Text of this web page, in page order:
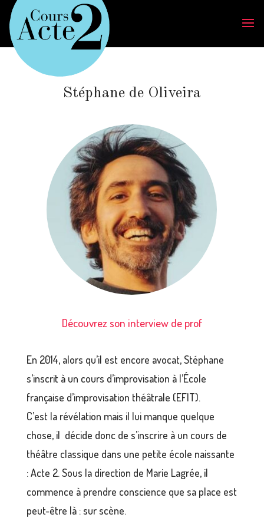
Stéphane de Oliveira
Découvrez son interview de prof
En 2014, alors qu’il est encore avocat, Stéphane
s’inscrit à un cours d’improvisation à l’École
française d’improvisation théâtrale (EFIT).
C’est la révélation mais il lui manque quelque
chose, il décide donc de s’inscrire à un cours de
théâtre classique dans une petite école naissante
: Acte 2. Sous la direction de Marie Lagrée, il
commence à prendre conscience que sa place est
peut-être là : sur scène.